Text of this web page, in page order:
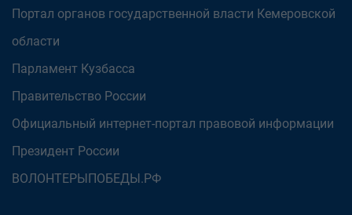
Портал органов государственной власти Кемеровской
области
Парламент Кузбасса
Правительство России
Официальный интернет-портал правовой информации
Президент России
ВОЛОНТЕРЫПОБЕДЫ.РФ